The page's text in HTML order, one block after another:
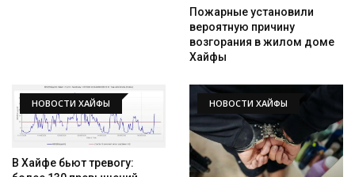
Пожарные установили
вероятную причину
возгорания в жилом доме
Хайфы
НОВОСТИ ХАЙФЫ
В Хайфе бьют тревогу:
НОВОСТИ ХАЙФЫ